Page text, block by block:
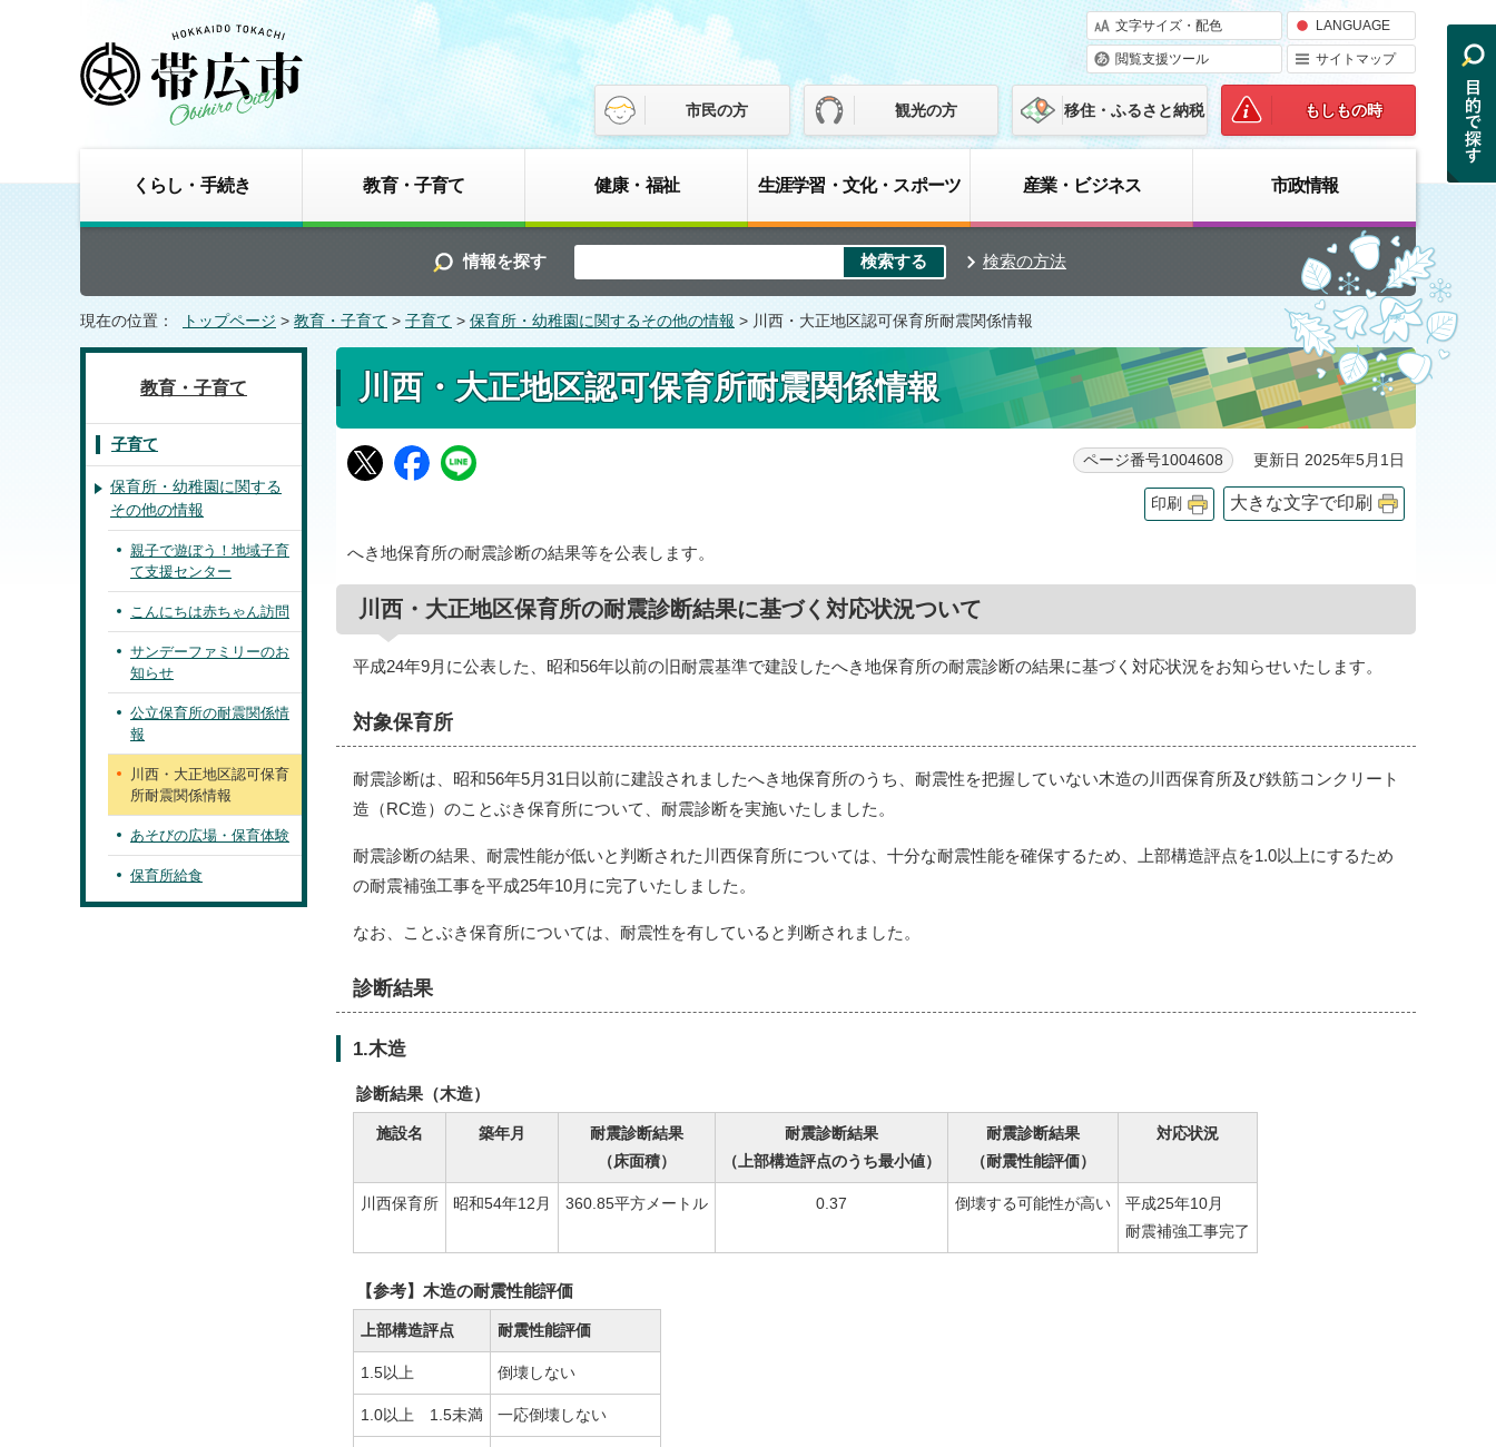
文字サイズ・配色 LANGUAGE
閲覧支援ツール サイトマップ
市民の方 観光の方 移住・ふるさと納税 もしもの時
くらし・手続き 教育・子育て 健康・福祉 生涯学習・文化・スポーツ 産業・ビジネス 市政情報
情報を探す 検索の方法
現在の位置： トップページ > 教育・子育て > 子育て > 保育所・幼稚園に関するその他の情報 > 川西・大正地区認可保育所耐震関係情報
川西・大正地区認可保育所耐震関係情報
ページ番号1004608 更新日 2025年5月1日
印刷 大きな文字で印刷
へき地保育所の耐震診断の結果等を公表します。
川西・大正地区保育所の耐震診断結果に基づく対応状況ついて
平成24年9月に公表した、昭和56年以前の旧耐震基準で建設したへき地保育所の耐震診断の結果に基づく対応状況をお知らせいたします。
対象保育所
耐震診断は、昭和56年5月31日以前に建設されましたへき地保育所のうち、耐震性を把握していない木造の川西保育所及び鉄筋コンクリート
造（RC造）のことぶき保育所について、耐震診断を実施いたしました。
耐震診断の結果、耐震性能が低いと判断された川西保育所については、十分な耐震性能を確保するため、上部構造評点を1.0以上にするため
の耐震補強工事を平成25年10月に完了いたしました。
なお、ことぶき保育所については、耐震性を有していると判断されました。
診断結果
1.木造
診断結果（木造）
施設名 築年月
耐震診断結果
（床面積）
耐震診断結果
（上部構造評点のうち最小値）
耐震診断結果
（耐震性能評価）
対応状況
川西保育所 昭和54年12月 360.85平方メートル 0.37 倒壊する可能性が高い
平成25年10月
耐震補強工事完了
【参考】木造の耐震性能評価
上部構造評点 耐震性能評価
1.5以上 倒壊しない
1.0以上 1.5未満 一応倒壊しない
教育・子育て
子育て
保育所・幼稚園に関する
その他の情報
親子で遊ぼう！地域子育
て支援センター
こんにちは赤ちゃん訪問
サンデーファミリーのお
知らせ
公立保育所の耐震関係情
報
川西・大正地区認可保育
所耐震関係情報
あそびの広場・保育体験
保育所給食